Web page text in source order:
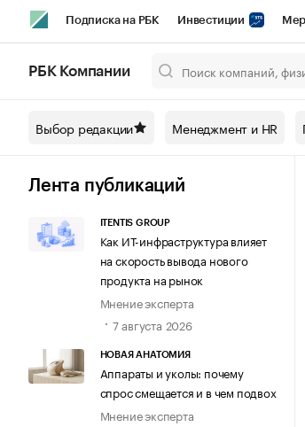
Подписка на РБК Инвестиции
Спецпроекты СПб Конференции СПб
Технологии и медиа Рынок
РБК Компании
Выбор редакции Менеджмент и HR
Лента публикаций
ITENTIS GROUP
Как ИТ-инфраструктура влияет
на скорость вывода нового
продукта на рынок
Мнение эксперта
7 августа 2026
НОВАЯ АНАТОМИЯ
Аппараты и уколы: почему
спрос смещается и в чем подвох
Мнение эксперта